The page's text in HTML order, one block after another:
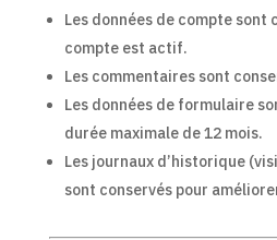
Les données de compte sont
compte est actif.
Les commentaires sont
Les données de formulaire
durée maximale de 12 mois.
Les journaux d’historique
sont conservés pour